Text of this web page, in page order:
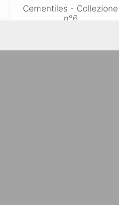
Cementiles - Collezione
n°6